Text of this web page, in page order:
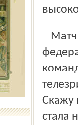
– Матч со «СКА-Энергией» транслировался по
Скажу
стала